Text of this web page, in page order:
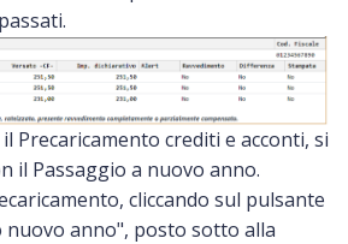
Precaricamento crediti e acconti, si
il Passaggio a nuovo anno.
cliccando sul pulsante
nuovo anno", posto sotto alla